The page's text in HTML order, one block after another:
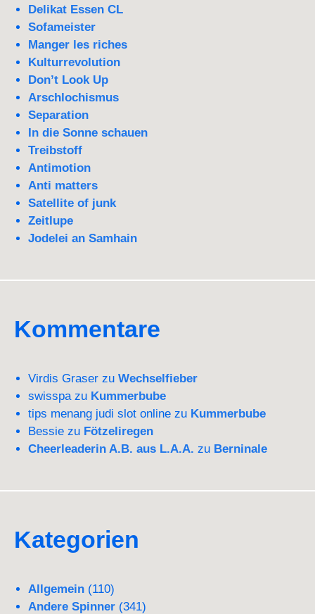
Delikat Essen CL
Sofameister
Manger les riches
Kulturrevolution
Don’t Look Up
Arschlochismus
Separation
In die Sonne schauen
Treibstoff
Antimotion
Anti matters
Satellite of junk
Zeitlupe
Jodelei an Samhain
Kommentare
Virdis Graser zu Wechselfieber
swisspazu Kummerbube
tips menang judi slot online zu Kummerbube
Bessie zu Fötzeliregen
Cheerleaderin A.B. aus L.A.A. zu Berninale
Kategorien
Allgemein (110)
Andere Spinner (341)